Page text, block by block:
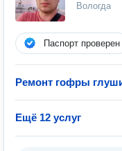
Вологда
Паспорт проверен
Ремонт гофры
Ещё 12 услуг